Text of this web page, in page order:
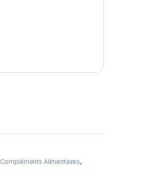
Compléments Alimentaires,